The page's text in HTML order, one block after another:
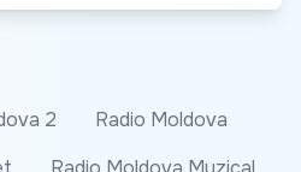
2
Radio Moldova